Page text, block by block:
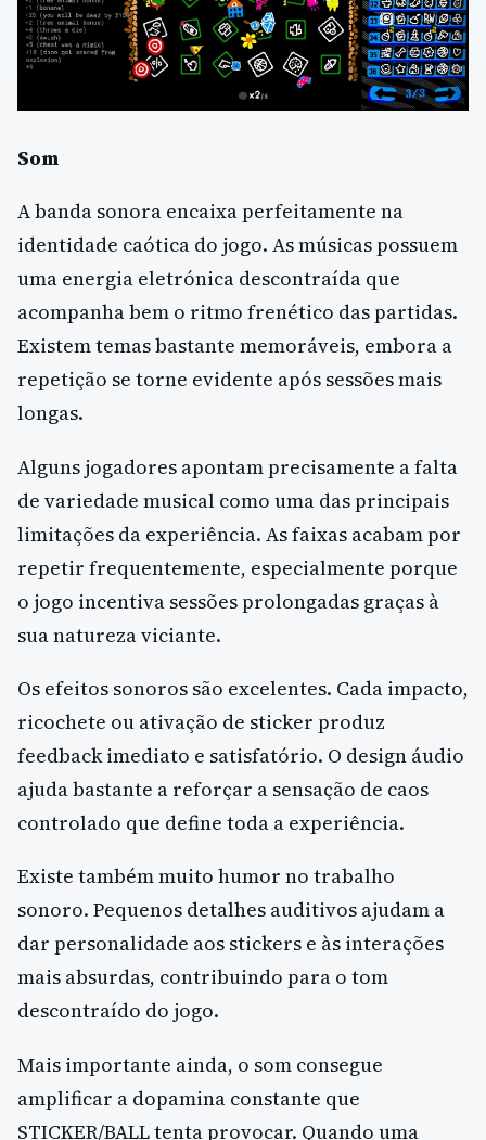
Som
A banda sonora encaixa perfeitamente na
identidade caótica do jogo. As músicas possuem
uma energia eletrónica descontraída que
acompanha bem o ritmo frenético das partidas.
Existem temas bastante memoráveis, embora a
repetição se torne evidente após sessões mais
longas.
Alguns jogadores apontam precisamente a falta
de variedade musical como uma das principais
limitações da experiência. As faixas acabam por
repetir frequentemente, especialmente porque
o jogo incentiva sessões prolongadas graças à
sua natureza viciante.
Os efeitos sonoros são excelentes. Cada impacto,
ricochete ou ativação de sticker produz
feedback imediato e satisfatório. O design áudio
ajuda bastante a reforçar a sensação de caos
controlado que define toda a experiência.
Existe também muito humor no trabalho
sonoro. Pequenos detalhes auditivos ajudam a
dar personalidade aos stickers e às interações
mais absurdas, contribuindo para o tom
descontraído do jogo.
Mais importante ainda, o som consegue
amplificar a dopamina constante que
STICKER/BALL tenta provocar. Quando uma